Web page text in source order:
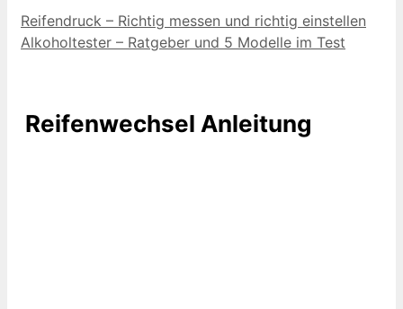
Reifendruck – Richtig messen und richtig einstellen
Alkoholtester – Ratgeber und 5 Modelle im Test
Reifenwechsel Anleitung